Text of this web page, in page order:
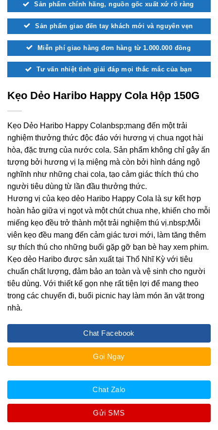
Sản phẩm chính hãng, nguồn gốc xuất xứ rõ ràng
Sản phẩm giao đến tay khách mới và nguyên vẹn
Miễn phí giao hàng đơn hàng từ 1.000.000 đồng
Tư vấn nhiệt tình giải đáp mọi thắc mắc của bạn
Kẹo Dẻo Haribo Happy Cola Hộp 150G
Kẹo Dẻo Haribo Happy Colanbsp;mang đến một trải
nghiệm thưởng thức độc đáo với hương vị chua ngọt hài
hòa, đặc trưng của nước cola. Sản phẩm không chỉ gây ấn
tượng bởi hương vị lạ miệng mà còn bởi hình dáng ngộ
nghĩnh như những chai cola, tạo cảm giác thích thú cho
người tiêu dùng từ lần đầu thưởng thức.
Hương vị của kẹo dẻo Haribo Happy Cola là sự kết hợp
hoàn hảo giữa vị ngọt và một chút chua nhẹ, khiến cho mỗi
miếng kẹo đều trở thành một trải nghiệm thú vị.nbsp;Mỗi
viên kẹo đều mang đến cảm giác tươi mới, làm tăng thêm
sự thích thú cho những buổi gặp gỡ bạn bè hay xem phim.
Kẹo dẻo Haribo được sản xuất tại Thổ Nhĩ Kỳ với tiêu
chuẩn chất lượng, đảm bảo an toàn và vệ sinh cho người
tiêu dùng. Với thiết kế gọn nhẹ rất tiện lợi để mang theo
trong các chuyến đi, buổi picnic hay làm món ăn vặt trong
nhà.
Chat Facebook
Gọi Ngay
Chat Zalo
Gửi SMS